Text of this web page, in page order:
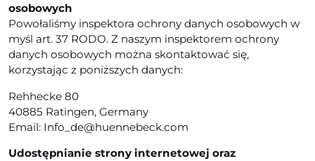
osobowych
Powołaliśmy inspektora ochrony danych osobowych w
myśl art. 37 RODO. Z naszym inspektorem ochrony
danych osobowych można skontaktować się,
korzystając z poniższych danych:
Rehhecke 80
40885 Ratingen, Germany
Email: Info_de@huennebeck.com
Udostępnianie strony internetowej oraz